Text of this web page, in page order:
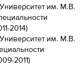
им. М.В.
2014)
им. М.В.
2011)